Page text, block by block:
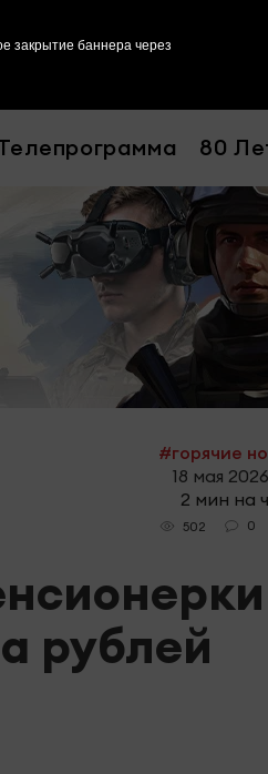
80
#горячие
18 мая
2 мин на
502 0
рублей
закрытие баннера через